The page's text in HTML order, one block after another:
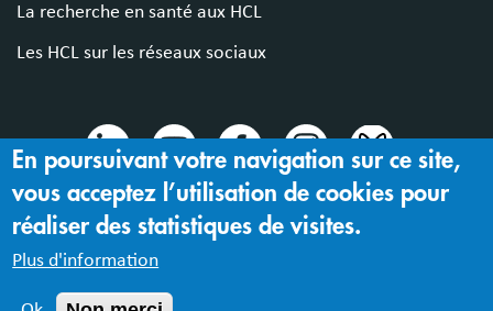
La recherche en santé aux HCL
Les HCL sur les réseaux sociaux
Mentions légales |
Accessibilité : partiellement conforme
En poursuivant votre navigation sur ce site,
vous acceptez l’utilisation de cookies pour
réaliser des statistiques de visites.
Plus d'information